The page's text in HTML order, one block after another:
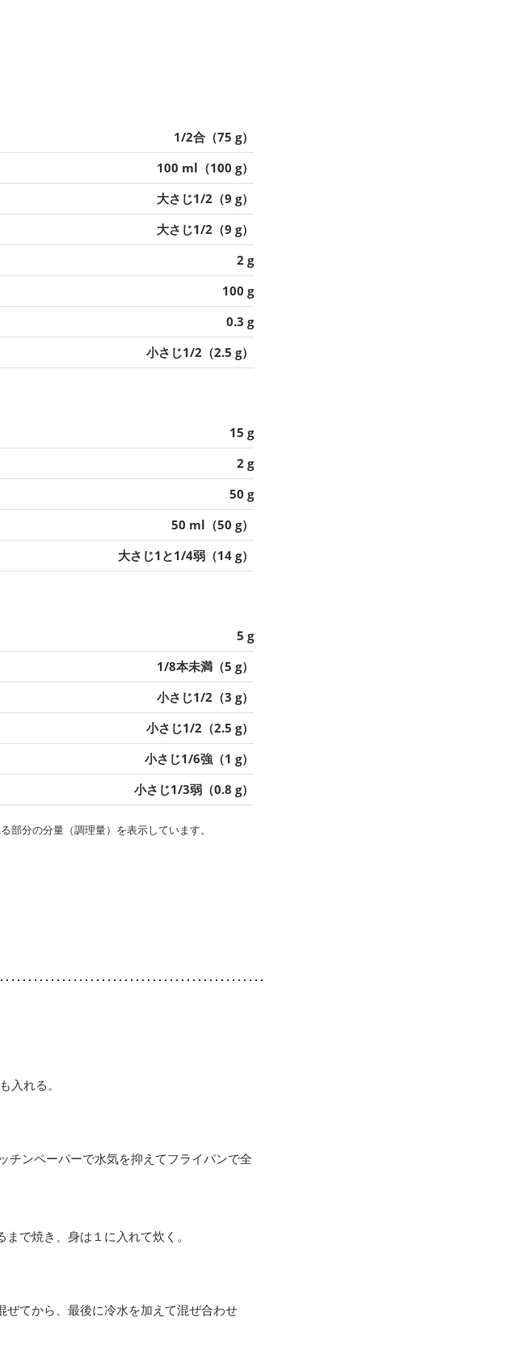
1/2合（75 g）
100 ml（100 g）
大さじ1/2（9 g）
大さじ1/2（9 g）
2 g
100 g
0.3 g
小さじ1/2（2.5 g）
15 g
2 g
50 g
50 ml（50 g）
大さじ1と1/4弱（14 g）
5 g
1/8本未満（5 g）
小さじ1/2（3 g）
小さじ1/2（2.5 g）
小さじ1/6強（1 g）
小さじ1/3弱（0.8 g）
分の分量（調理量）を表示しています。
入れる。
チンペーパーで水気を抑えてフライパンで全
で焼き、身は１に入れて炊く。
てから、最後に冷水を加えて混ぜ合わせ